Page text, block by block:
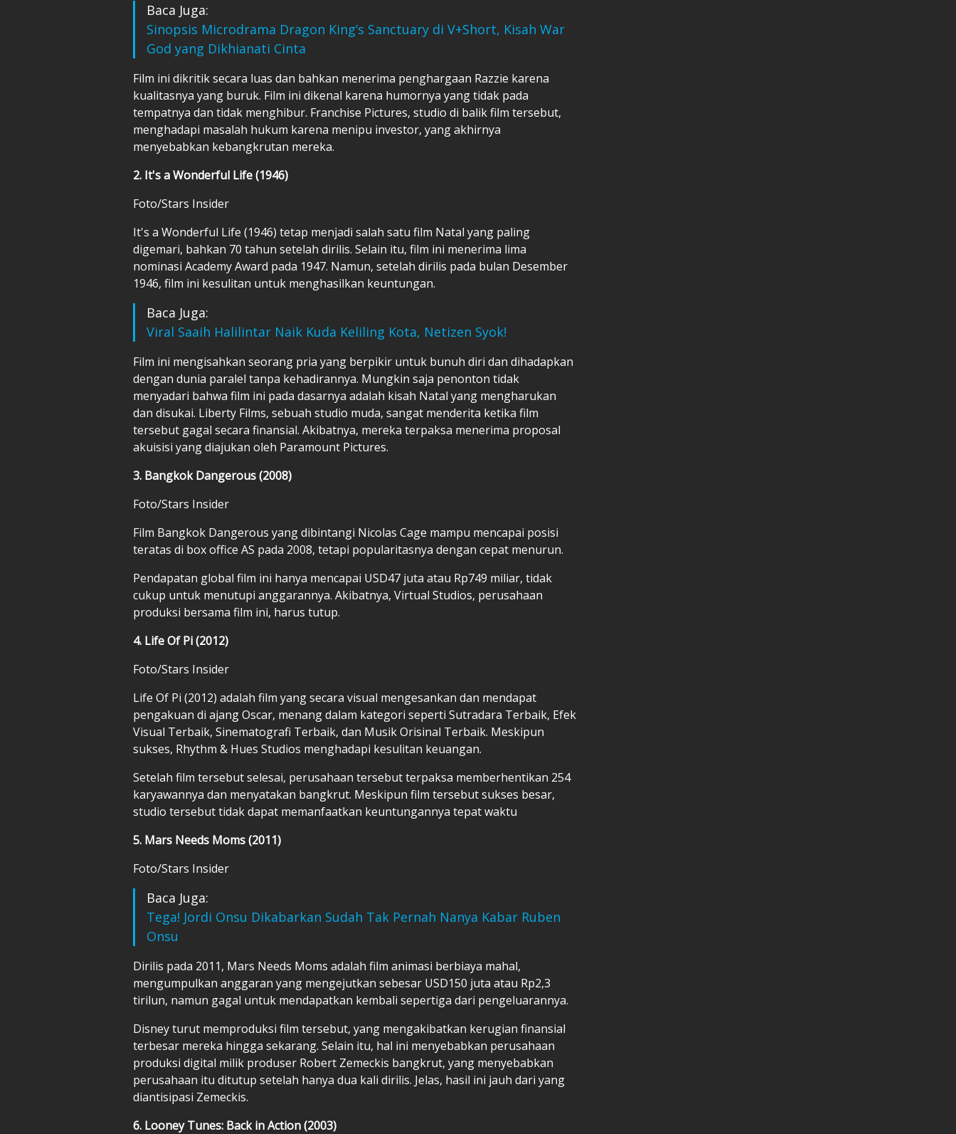
Baca Juga:
Sinopsis Microdrama Dragon King’s Sanctuary di V+Short, Kisah War
God yang Dikhianati Cinta
Film ini dikritik secara luas dan bahkan menerima penghargaan Razzie karena
kualitasnya yang buruk. Film ini dikenal karena humornya yang tidak pada
tempatnya dan tidak menghibur. Franchise Pictures, studio di balik film tersebut,
menghadapi masalah hukum karena menipu investor, yang akhirnya
menyebabkan kebangkrutan mereka.
2. It's a Wonderful Life (1946)
Foto/Stars Insider
It's a Wonderful Life (1946) tetap menjadi salah satu film Natal yang paling
digemari, bahkan 70 tahun setelah dirilis. Selain itu, film ini menerima lima
nominasi Academy Award pada 1947. Namun, setelah dirilis pada bulan Desember
1946, film ini kesulitan untuk menghasilkan keuntungan.
Baca Juga:
Viral Saaih Halilintar Naik Kuda Keliling Kota, Netizen Syok!
Film ini mengisahkan seorang pria yang berpikir untuk bunuh diri dan dihadapkan
dengan dunia paralel tanpa kehadirannya. Mungkin saja penonton tidak
menyadari bahwa film ini pada dasarnya adalah kisah Natal yang mengharukan
dan disukai. Liberty Films, sebuah studio muda, sangat menderita ketika film
tersebut gagal secara finansial. Akibatnya, mereka terpaksa menerima proposal
akuisisi yang diajukan oleh Paramount Pictures.
3. Bangkok Dangerous (2008)
Foto/Stars Insider
Film Bangkok Dangerous yang dibintangi Nicolas Cage mampu mencapai posisi
teratas di box office AS pada 2008, tetapi popularitasnya dengan cepat menurun.
Pendapatan global film ini hanya mencapai USD47 juta atau Rp749 miliar, tidak
cukup untuk menutupi anggarannya. Akibatnya, Virtual Studios, perusahaan
produksi bersama film ini, harus tutup.
4. Life Of Pi (2012)
Foto/Stars Insider
Life Of Pi (2012) adalah film yang secara visual mengesankan dan mendapat
pengakuan di ajang Oscar, menang dalam kategori seperti Sutradara Terbaik, Efek
Visual Terbaik, Sinematografi Terbaik, dan Musik Orisinal Terbaik. Meskipun
sukses, Rhythm & Hues Studios menghadapi kesulitan keuangan.
Setelah film tersebut selesai, perusahaan tersebut terpaksa memberhentikan 254
karyawannya dan menyatakan bangkrut. Meskipun film tersebut sukses besar,
studio tersebut tidak dapat memanfaatkan keuntungannya tepat waktu
5. Mars Needs Moms (2011)
Foto/Stars Insider
Baca Juga:
Tega! Jordi Onsu Dikabarkan Sudah Tak Pernah Nanya Kabar Ruben
Onsu
Dirilis pada 2011, Mars Needs Moms adalah film animasi berbiaya mahal,
mengumpulkan anggaran yang mengejutkan sebesar USD150 juta atau Rp2,3
tirilun, namun gagal untuk mendapatkan kembali sepertiga dari pengeluarannya.
Disney turut memproduksi film tersebut, yang mengakibatkan kerugian finansial
terbesar mereka hingga sekarang. Selain itu, hal ini menyebabkan perusahaan
produksi digital milik produser Robert Zemeckis bangkrut, yang menyebabkan
perusahaan itu ditutup setelah hanya dua kali dirilis. Jelas, hasil ini jauh dari yang
diantisipasi Zemeckis.
6. Looney Tunes: Back in Action (2003)